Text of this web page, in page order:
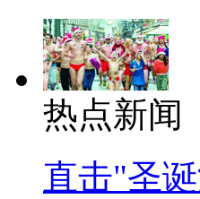
热点新闻
直击"圣